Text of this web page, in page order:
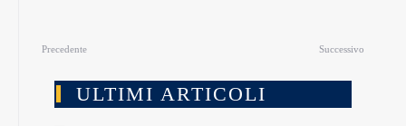
Precedente Successivo
ULTIMI ARTICOLI